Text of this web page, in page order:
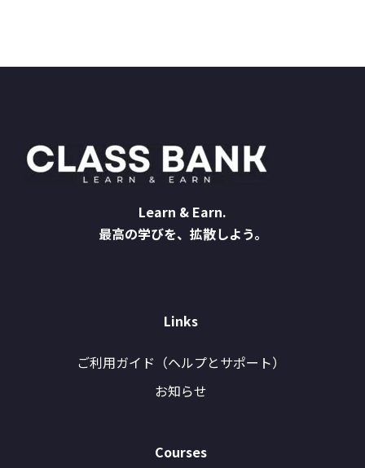
Learn & Earn.
最高の学びを、拡散しよう。
Links
ご利用ガイド（ヘルプとサポート）
お知らせ
Courses